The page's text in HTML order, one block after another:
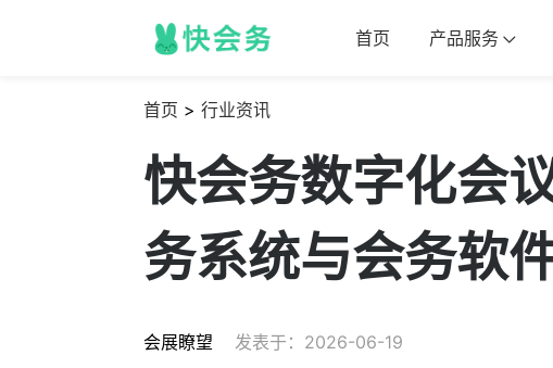
首页 产品服务
首页 > 行业资讯
快会务数字化会
务系统与会务软
会展瞭望 发表于：2026-06-19